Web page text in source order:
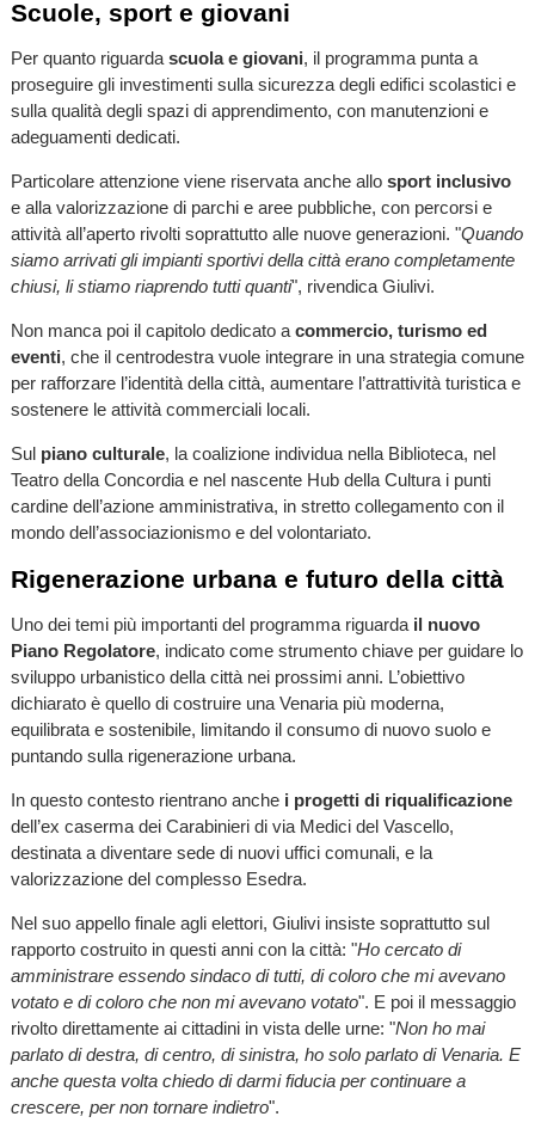
Scuole, sport e giovani
Per quanto riguarda scuola e giovani, il programma punta a
proseguire gli investimenti sulla sicurezza degli edifici scolastici e
sulla qualità degli spazi di apprendimento, con manutenzioni e
adeguamenti dedicati.
Particolare attenzione viene riservata anche allo sport inclusivo
e alla valorizzazione di parchi e aree pubbliche, con percorsi e
attività all’aperto rivolti soprattutto alle nuove generazioni. "Quando
siamo arrivati gli impianti sportivi della città erano completamente
chiusi, li stiamo riaprendo tutti quanti", rivendica Giulivi.
Non manca poi il capitolo dedicato acommercio, turismo ed
eventi, che il centrodestra vuole integrare in una strategia comune
per rafforzare l’identità della città, aumentare l’attrattività turistica e
sostenere le attività commerciali locali.
Sul piano culturale, la coalizione individua nella Biblioteca, nel
Teatro della Concordia e nel nascente Hub della Cultura i punti
cardine dell’azione amministrativa, in stretto collegamento con il
mondo dell’associazionismo e del volontariato.
Rigenerazione urbana e futuro della città
Uno dei temi più importanti del programma riguardail nuovo
Piano Regolatore, indicato come strumento chiave per guidare lo
sviluppo urbanistico della città nei prossimi anni. L’obiettivo
dichiarato è quello di costruire una Venaria più moderna,
equilibrata e sostenibile, limitando il consumo di nuovo suolo e
puntando sulla rigenerazione urbana.
In questo contesto rientrano anchei progetti di riqualificazione
dell’ex caserma dei Carabinieri di via Medici del Vascello,
destinata a diventare sede di nuovi uffici comunali, e la
valorizzazione del complesso Esedra.
Nel suo appello finale agli elettori, Giulivi insiste soprattutto sul
rapporto costruito in questi anni con la città: "Ho cercato di
amministrare essendo sindaco di tutti, di coloro che mi avevano
votato e di coloro che non mi avevano votato". E poi il messaggio
rivolto direttamente ai cittadini in vista delle urne: "Non ho mai
parlato di destra, di centro, di sinistra, ho solo parlato di Venaria. E
anche questa volta chiedo di darmi fiducia per continuare a
crescere, per non tornare indietro".